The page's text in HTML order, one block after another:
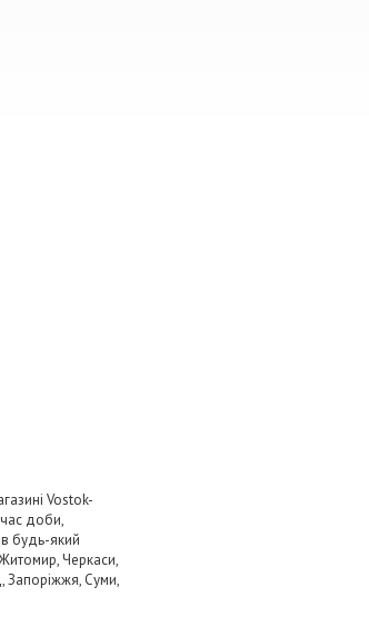
Vostok-
доби,
в будь-який
Черкаси,
Запоріжжя, Суми,